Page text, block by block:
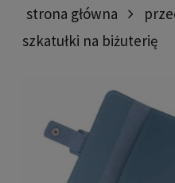
strona główna
szkatułki na biżuterię